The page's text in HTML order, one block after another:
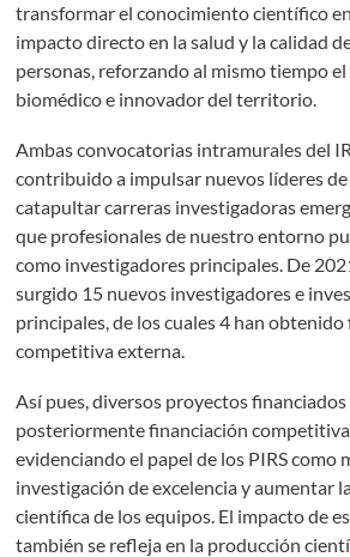
transformar el conocimiento científico
impacto directo en la salud y la calidad
personas, reforzando al mismo tiempo
biomédico e innovador del territorio.
Ambas convocatorias intramurales del
contribuido a impulsar nuevos líderes
catapultar carreras investigadoras
que profesionales de nuestro entorno
como investigadores principales. De
surgido 15 nuevos investigadores e
principales, de los cuales 4 han
competitiva externa.
Así pues, diversos proyectos
posteriormente financiación
evidenciando el papel de los PIRS como
investigación de excelencia y aumentar
científica de los equipos. El impacto de
también se refleja en la producción